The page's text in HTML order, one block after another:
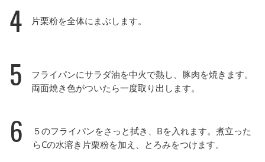
4 片栗粉を全体にまぶします。
5
フライパンにサラダ油を中火で熱し、豚肉を焼きます。
両面焼き色がついたら一度取り出します。
6
５のフライパンをさっと拭き、Bを入れます。煮立った
らCの水溶き片栗粉を加え、とろみをつけます。